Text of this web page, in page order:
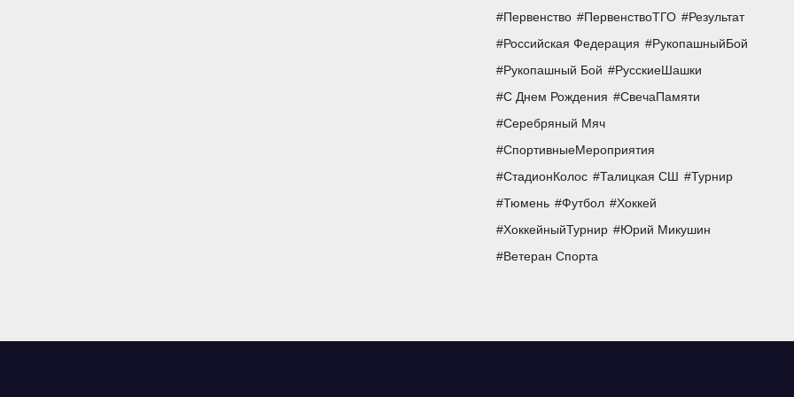
Первенство
ПервенствоТГО
Результат
Российская Федерация
РукопашныйБой
Рукопашный Бой
РусскиеШашки
С Днем Рождения
СвечаПамяти
Серебряный Мяч
СпортивныеМероприятия
СтадионКолос
Талицкая СШ
Турнир
Тюмень
Футбол
Хоккей
ХоккейныйТурнир
Юрий Микушин
Ветеран Спорта